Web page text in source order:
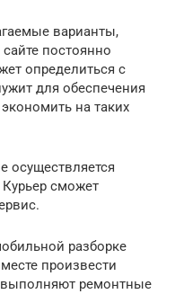
варианты,
постоянно
определиться с
для обеспечения
на таких
осуществляется
Курьер сможет
разборке
произвести
выполняют ремонтные